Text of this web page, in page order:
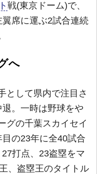
戦(東京ドーム)で、
席に運ぶ2試合連続
へ
として県内で注目さ
。一時は野球をや
グの千葉スカイセイ
の23年に全40試合
打点、23盗塁をマ
、盗塁王のタイトル